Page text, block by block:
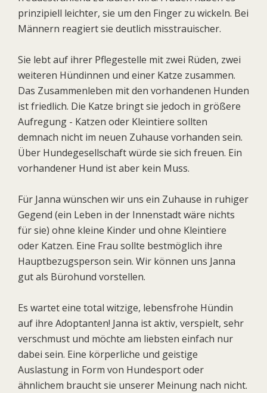
prinzipiell leichter, sie um den Finger zu wickeln. Bei
Männern reagiert sie deutlich misstrauischer.
Sie lebt auf ihrer Pflegestelle mit zwei Rüden, zwei
weiteren Hündinnen und einer Katze zusammen.
Das Zusammenleben mit den vorhandenen Hunden
ist friedlich. Die Katze bringt sie jedoch in größere
Aufregung - Katzen oder Kleintiere sollten
demnach nicht im neuen Zuhause vorhanden sein.
Über Hundegesellschaft würde sie sich freuen. Ein
vorhandener Hund ist aber kein Muss.
Für Janna wünschen wir uns ein Zuhause in ruhiger
Gegend (ein Leben in der Innenstadt wäre nichts
für sie) ohne kleine Kinder und ohne Kleintiere
oder Katzen. Eine Frau sollte bestmöglich ihre
Hauptbezugsperson sein. Wir können uns Janna
gut als Bürohund vorstellen.
Es wartet eine total witzige, lebensfrohe Hündin
auf ihre Adoptanten! Janna ist aktiv, verspielt, sehr
verschmust und möchte am liebsten einfach nur
dabei sein. Eine körperliche und geistige
Auslastung in Form von Hundesport oder
ähnlichem braucht sie unserer Meinung nach nicht.